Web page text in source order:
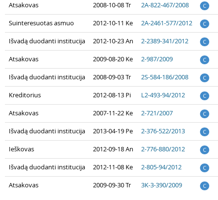
Atsakovas 2008-10-08 Tr 2A-822-467/2008 C
Suinteresuotas asmuo 2012-10-11 Ke 2A-2461-577/2012 C
Išvadą duodanti institucija 2012-10-23 An 2-2389-341/2012 C
Atsakovas 2009-08-20 Ke 2-987/2009 C
Išvadą duodanti institucija 2008-09-03 Tr 2S-584-186/2008 C
Kreditorius 2012-08-13 Pi L2-493-94/2012 C
Atsakovas 2007-11-22 Ke 2-721/2007 C
Išvadą duodanti institucija 2013-04-19 Pe 2-376-522/2013 C
Ieškovas 2012-09-18 An 2-776-880/2012 C
Išvadą duodanti institucija 2012-11-08 Ke 2-805-94/2012 C
Atsakovas 2009-09-30 Tr 3K-3-390/2009 C